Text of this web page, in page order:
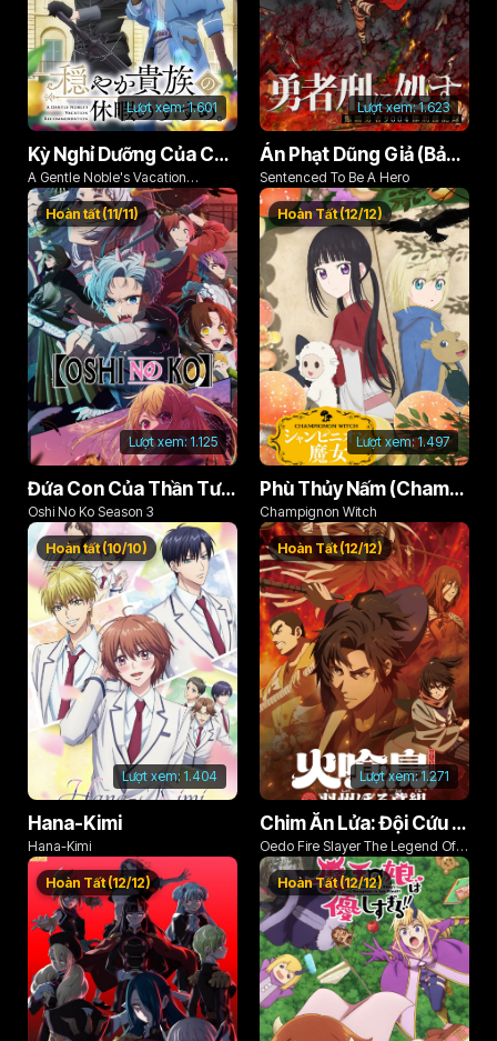
Lượt xem:1.601
Kỳ Nghỉ Dưỡng Của Chàng Quý Tộc Ôn Hòa (Odayaka Kizoku no Kyuuka no Susume)
A Gentle Noble's Vacation
Recommendation
Lượt xem:1.623
Án Phạt Dũng Giả (Bản Án Anh Hùng)
Sentenced To Be A Hero
Lượt xem: 1.125
Hoàn tất (11/11)
Đứa Con Của Thần Tượng (Phần 3)
Oshi No Ko Season 3
Lượt xem:1.497
Hoàn Tất (12/12)
Phù Thủy Nấm (Champignon no Majo)
Champignon Witch
Lượt xem: 1.404
Hoàn tất (10/10)
Hana-Kimi
Hana-Kimi
Lượt xem:1.271
Hoàn Tất (12/12)
Chim Ăn Lửa: Đội Cứu Hỏa Rách Rưới Vùng Ushu
Oedo Fire Slayer The Legend Of
Phoenix
Hoàn Tất (12/12)
Hoàn Tất (12/12)